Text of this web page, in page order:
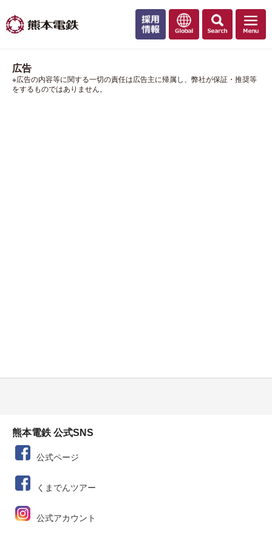
広告
※広告の内容等に関する一切の責任は広告主に帰属し、弊社が保証・推奨等
をするものではありません。
熊本電鉄 公式SNS
公式ページ
くまでんツアー
公式アカウント